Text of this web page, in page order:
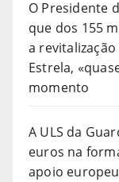
O Presidente
que dos 155
a
Estrela,
momento
A ULS da
euros na
apoio europeu